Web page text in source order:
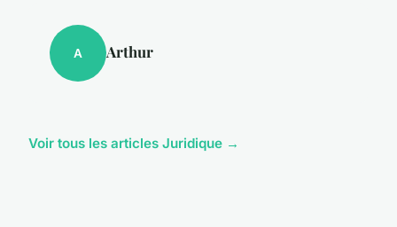
A Arthur
Voir tous les articles Juridique →